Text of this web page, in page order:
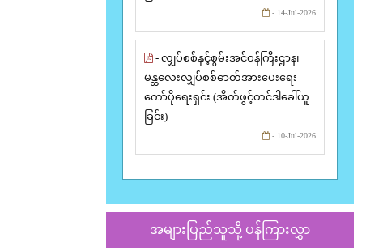
- 14-Jul-2026
- လျှပ်စစ်နှင့်စွမ်းအင်ဝန်ကြီးဌာန၊
မန္တလေးလျှပ်စစ်ဓာတ်အားပေးရေး
ကော်ပိုရေးရှင်း (အိတ်ဖွင့်တင်ဒါခေါ်ယူ
ခြင်း)
- 10-Jul-2026
အများပြည်သူသို့ ပန်ကြားလွှာ